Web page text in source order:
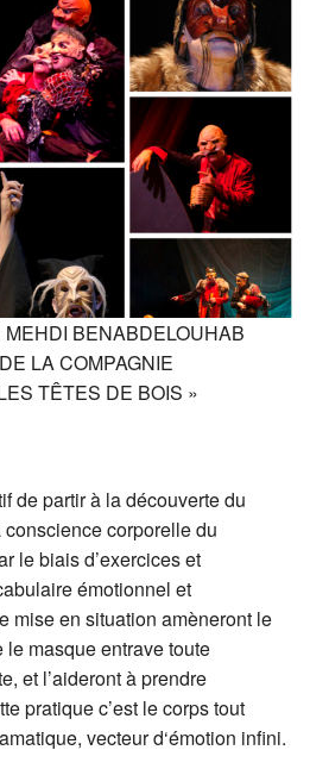
BENABDELOUHAB
LA COMPAGNIE
TÊTES DE BOIS »
de partir à la découverte du
corporelle du
le biais d’exercices et
émotionnel et
mise en situation amèneront le
masque entrave toute
et l’aideront à prendre
pratique c’est le corps tout
vecteur d‘émotion infini.